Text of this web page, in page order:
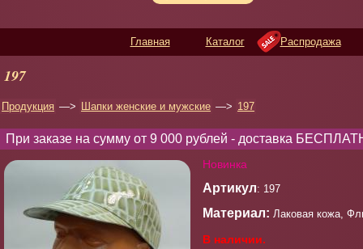
Главная Каталог Распродажа
197
Продукция —> Шапки женские и мужские —> 197
При заказе на сумму от 9 000 рублей - доставка
Новинка
Артикул: 197
Материал: Лаковая кожа,
В наличии.